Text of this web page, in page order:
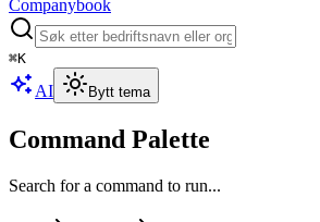
Companybook
⌘K
AI Bytt tema
Command Palette
Search for a command to run...